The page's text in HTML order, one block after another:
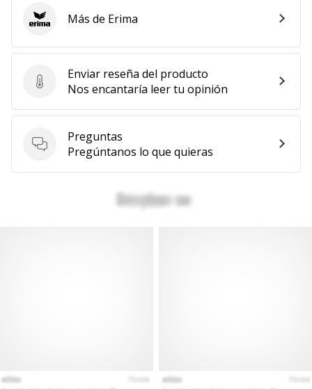
Enviar reseña del producto
Enviar reseña del producto
Nos encantaría leer tu opinión
Preguntas
Preguntas
Pregúntanos lo que quieras
ErimaMás de Erima